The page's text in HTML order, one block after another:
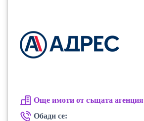
Още имоти от същата агенция
Обади се: